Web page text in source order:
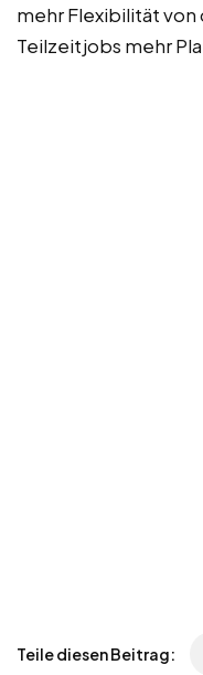
mehr Flexibilität
Teilzeitjobs mehr
Teile diesen Beitrag: